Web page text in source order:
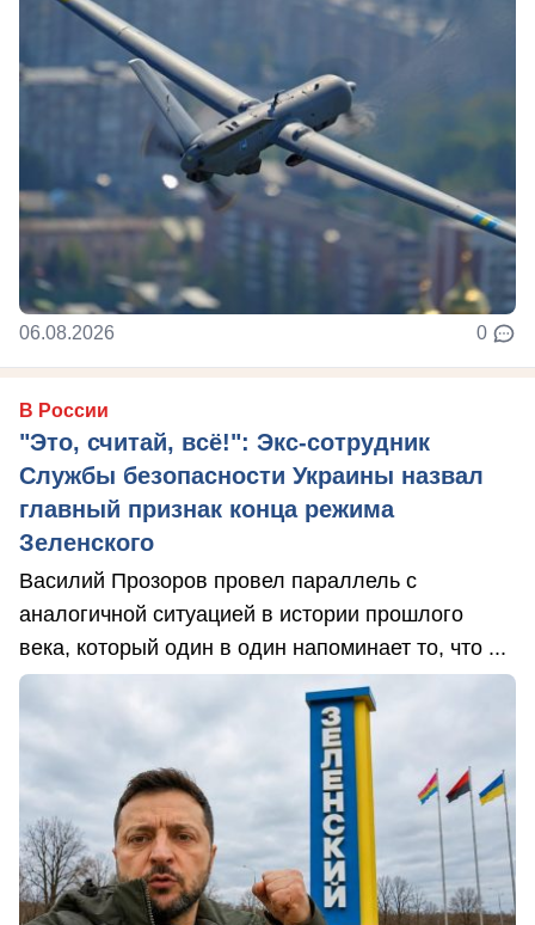
06.08.2026 0
В России
"Это, считай, всё!": Экс-сотрудник
Службы безопасности Украины назвал
главный признак конца режима
Зеленского
Василий Прозоров провел параллель с
аналогичной ситуацией в истории прошлого
века, который один в один напоминает то, что ...